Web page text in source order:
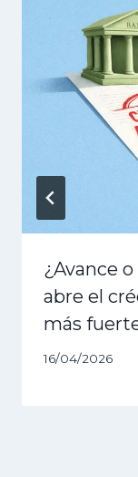
¿Avance
abre el
más
16/04/2026